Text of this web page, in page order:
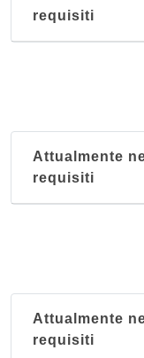
requisiti
Attualmente
requisiti
Attualmente
requisiti